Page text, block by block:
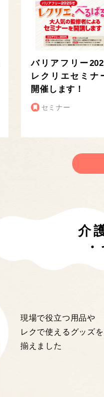
バリアフリー
レクリエセミナ
開催します！
セミナー
介
現場で役立つ用品や
レクで使えるグッズを
揃えました